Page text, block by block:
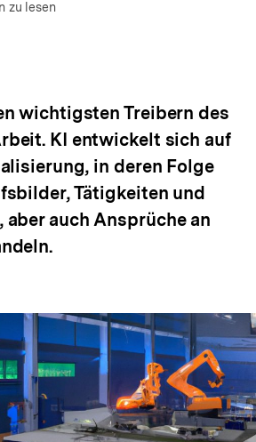
zu lesen
wichtigsten Treibern des
KI entwickelt sich auf
in deren Folge
Tätigkeiten und
auch Ansprüche an